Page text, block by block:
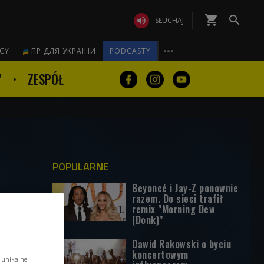
 SŁUCHAJ shopping_cart 
ПР ДЛЯ УКРАЇНИ PODCASTY 
ZESPÓŁ
POPULARNE
Beyoncé i Jay-Z ponownie
razem. Do sieci trafił
remix "Morning Dew
(Donk)"
Dawid Rakowski o byciu
koncertowym